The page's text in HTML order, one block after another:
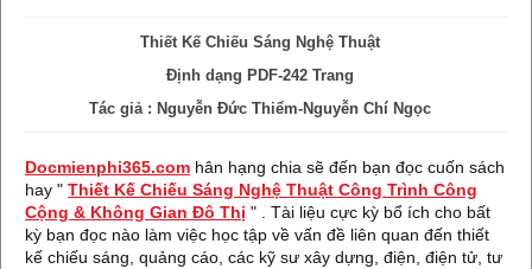
Thiết Kế Chiếu Sáng Nghệ Thuật
Định dạng PDF-242 Trang
Tác giả : Nguyễn Đức Thiểm-Nguyễn Chí Ngọc
Docmienphi365.com hân hạng chia sẽ đến bạn đọc cuốn sách
hay " Thiết Kế Chiếu Sáng Nghệ Thuật Công Trình Công
Cộng & Không Gian Đô Thị " . Tài liệu cực kỳ bổ ích cho bất
kỳ bạn đọc nào làm việc học tập về vấn đề liên quan đến thiết
kế chiếu sáng, quảng cáo, các kỹ sư xây dựng, điện, điện tử, tư